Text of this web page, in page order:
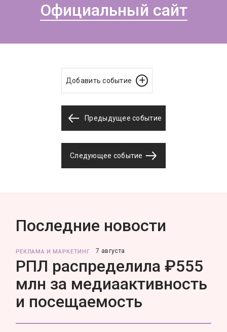
Официальный сайт
Добавить событие
Предыдущее событие
Следующее событие
Последние новости
РЕКЛАМА И МАРКЕТИНГ 7 августа
РПЛ распределила ₽555
млн за медиаактивность
и посещаемость